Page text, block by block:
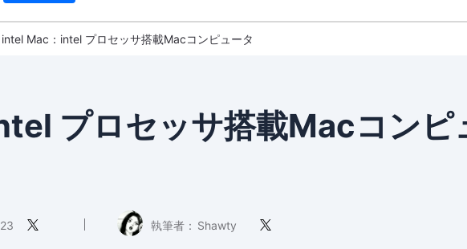
Mac：intel プロセッサ搭載Macコンピュータ
プロセッサ搭載Macコンピ
 執筆者： Shawty 